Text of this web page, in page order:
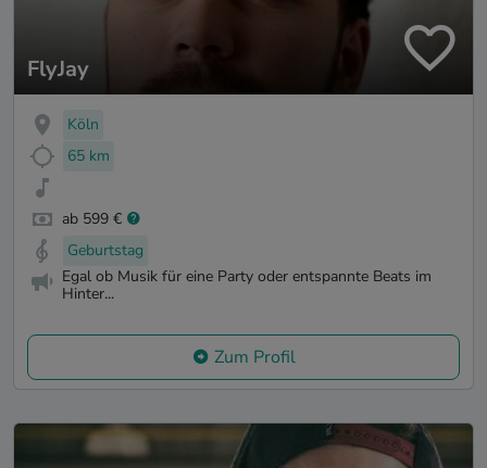
FlyJay
Köln
65 km
ab 599 €
Geburtstag
Egal ob Musik für eine Party oder entspannte Beats im
Hinter...
Zum Profil